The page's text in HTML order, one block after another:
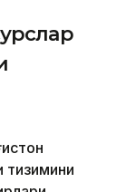
тизимини